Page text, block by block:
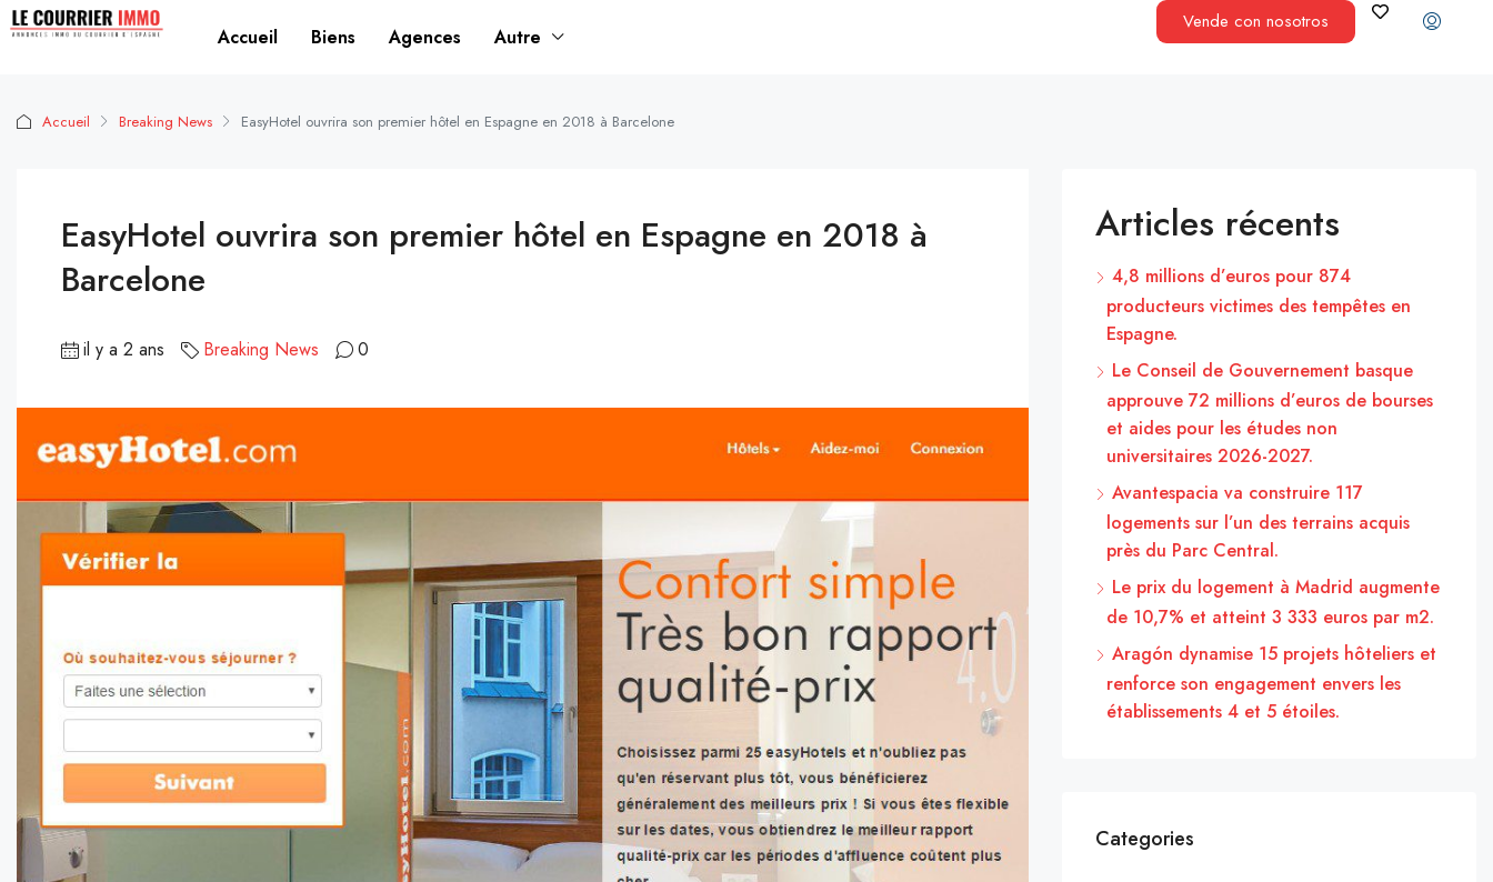
Accueil Biens Agences Autre
Vende con nosotros
Accueil Breaking News EasyHotel ouvrira son premier hôtel en Espagne en 2018 à Barcelone
EasyHotel ouvrira son premier hôtel en Espagne en 2018 à
Barcelone
il y a 2 ans Breaking News 0
Articles récents
4,8 millions d’euros pour 874
producteurs victimes des tempêtes en
Espagne.
Le Conseil de Gouvernement basque
approuve 72 millions d’euros de bourses
et aides pour les études non
universitaires 2026-2027.
Avantespacia va construire 117
logements sur l’un des terrains acquis
près du Parc Central.
Le prix du logement à Madrid augmente
de 10,7% et atteint 3 333 euros par m2.
Aragón dynamise 15 projets hôteliers et
renforce son engagement envers les
établissements 4 et 5 étoiles.
Categories